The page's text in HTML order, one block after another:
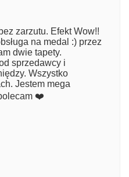
zarzutu. Efekt Wow!!
na medal :) przez
dwie tapety.
sprzedawcy i
Wszystko
Jestem mega
❤️